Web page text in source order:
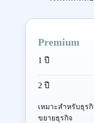
Premium
1 ปี
2 ปี
เหมาะสำหรับธุร
ขยายธุรกิจ